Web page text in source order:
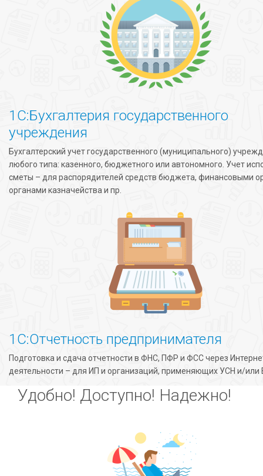
1С:Бухгалтерия государственного
учреждения
Бухгалтерский учет государственного (муниципального)
любого типа: казенного, бюджетного или автономного. Учет
сметы – для распорядителей средств бюджета, финансовыми
органами казначейства и пр.
1С:Отчетность предпринимателя
Подготовка и сдача отчетности в ФНС, ПФР и ФСС через
деятельности – для ИП и организаций, применяющих УСН и/
Удобно! Доступно! Надежно!